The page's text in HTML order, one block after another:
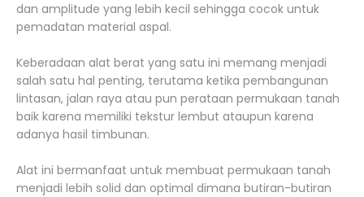
dan amplitude yang lebih kecil sehingga cocok untuk
pemadatan material aspal.
Keberadaan alat berat yang satu ini memang menjadi
salah satu hal penting, terutama ketika pembangunan
lintasan, jalan raya atau pun perataan permukaan tanah
baik karena memiliki tekstur lembut ataupun karena
adanya hasil timbunan.
Alat ini bermanfaat untuk membuat permukaan tanah
menjadi lebih solid dan optimal dimana butiran-butiran